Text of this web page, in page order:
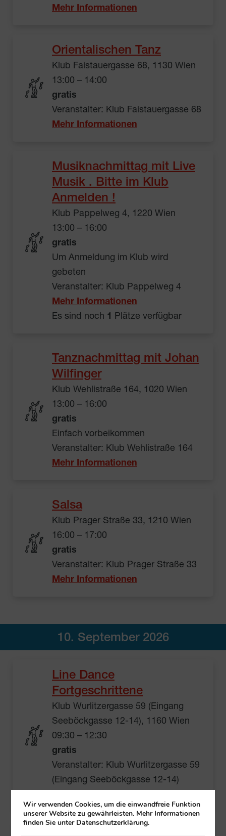
Mehr Informationen
Orientalischen Tanz
Klub Faistauergasse 68, 1130 Wien
13:00 – 14:00
gratis
Veranstalter: Klub Faistauergasse 68
Mehr Informationen
Musiknachmittag mit Live
Musik . Bitte im Klub
Anmelden !
Klub Pappelweg 4, 1220 Wien
13:00 – 16:00
gratis
Um Anmeldung im Klub wird
gebeten
Veranstalter: Klub Pappelweg 4
Mehr Informationen
Es sind noch 1 Plätze verfügbar
Tanznachmittag mit Johan
Wilfinger
Klub Wehlistraße 164, 1020 Wien
13:00 – 16:00
gratis
Einfach vorbeikommen
Veranstalter: Klub Wehlistraße 164
Mehr Informationen
Salsa
Klub Prager Straße 33, 1210 Wien
16:00 – 17:00
gratis
Veranstalter: Klub Prager Straße 33
Mehr Informationen
10. September 2026
Line Dance
Fortgeschrittene
Klub Wurlitzergasse 59 (Eingang
Seeböckgasse 12-14), 1160 Wien
09:30 – 12:30
gratis
Veranstalter: Klub Wurlitzergasse 59
(Eingang Seeböckgasse 12-14)
Wir verwenden Cookies, um die einwandfreie Funktion
unserer Website zu gewährleisten. Mehr Informationen
finden Sie unter Datenschutzerklärung.